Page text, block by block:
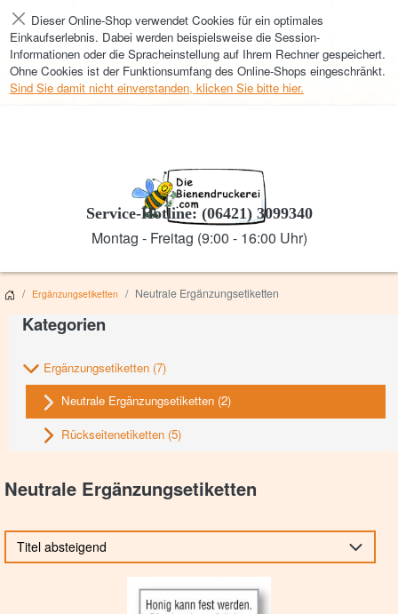
Schließen
Dieser Online-Shop verwendet Cookies für ein optimales
Einkaufserlebnis. Dabei werden beispielsweise die Session-
Informationen oder die Spracheinstellung auf Ihrem Rechner gespeichert.
Ohne Cookies ist der Funktionsumfang des Online-Shops eingeschränkt.
Sind Sie damit nicht einverstanden, klicken Sie bitte hier.
Service-Hotline: (06421) 3099340
Montag - Freitag (9:00 - 16:00 Uhr)
Ergänzungsetiketten Neutrale Ergänzungsetiketten
Kategorien
Ergänzungsetiketten (7)
Neutrale Ergänzungsetiketten (2)
Rückseitenetiketten (5)
Neutrale Ergänzungsetiketten
Titel absteigend